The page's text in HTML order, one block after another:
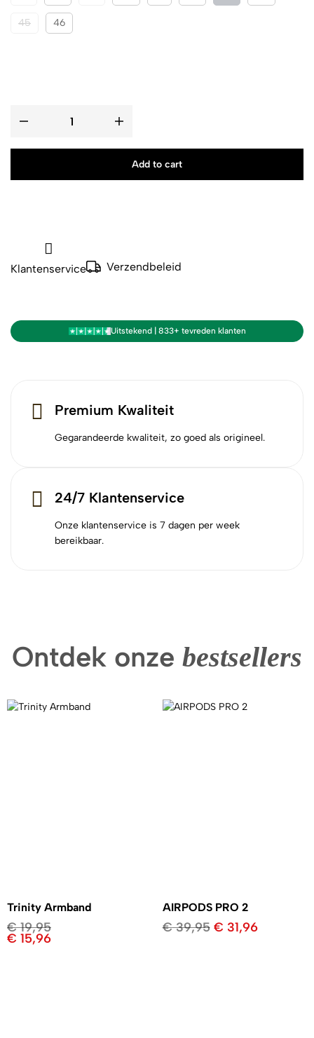
45 46
Add to cart
Klantenservice Verzendbeleid
Uitstekend | 833+ tevreden klanten
Premium Kwaliteit
Gegarandeerde kwaliteit, zo goed als origineel.
24/7 Klantenservice
Onze klantenservice is 7 dagen per week
bereikbaar.
Ontdek onze bestsellers
Trinity Armband
€19,95
€ 15,96
AIRPODS PRO 2
€39,95 € 31,96